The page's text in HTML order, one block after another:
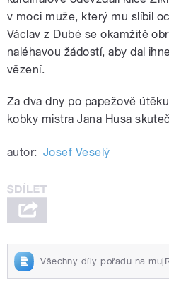
v moci muže, který mu slíbil
Václav z Dubé se okamžitě
naléhavou žádostí, aby dal
vězení.
Za dva dny po papežově
kobky mistra Jana Husa
autor: Josef Veselý
Všechny díly pořadu na